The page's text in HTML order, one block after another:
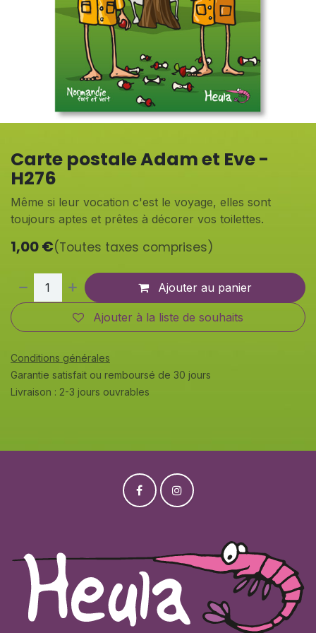
Carte postale Adam et Eve -
H276
Même si leur vocation c'est le voyage, elles sont
toujours aptes et prêtes à décorer vos toilettes.
1,00€(Toutes taxes comprises)
Ajouter au panier
Ajouter à la liste de souhaits
Conditions générales
Garantie satisfait ou remboursé de 30 jours
Livraison : 2-3 jours ouvrables